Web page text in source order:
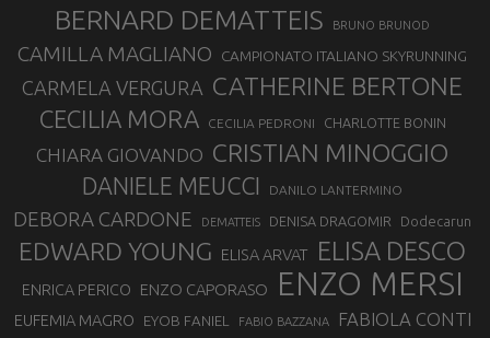
BERNARD DEMATTEIS BRUNO BRUNOD
CAMILLA MAGLIANO CAMPIONATO ITALIANO SKYRUNNING
CARMELA VERGURA CATHERINE BERTONE
CECILIA MORA CECILIA PEDRONI CHARLOTTE BONIN
CHIARA GIOVANDO CRISTIAN MINOGGIO
DANIELE MEUCCI DANILO LANTERMINO
DEBORA CARDONE DEMATTEIS DENISA DRAGOMIR Dodecarun
EDWARD YOUNG ELISA ARVAT ELISA DESCO
ENRICA PERICO ENZO CAPORASO ENZO MERSI
EUFEMIA MAGRO EYOB FANIEL FABIO BAZZANA FABIOLA CONTI